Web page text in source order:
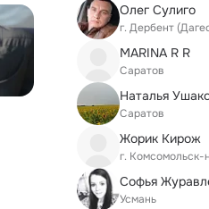
Олег Сулиго
г. Дербент
MARINA R R
Саратов
Саратов
Жорик Кирож
г. Комсомольск-
Софья
Усмань